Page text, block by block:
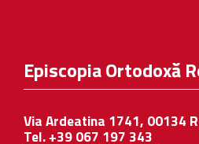
Episcopia Ortodoxă
Via Ardeatina 1741, 00134
Tel. +39 067 197 343